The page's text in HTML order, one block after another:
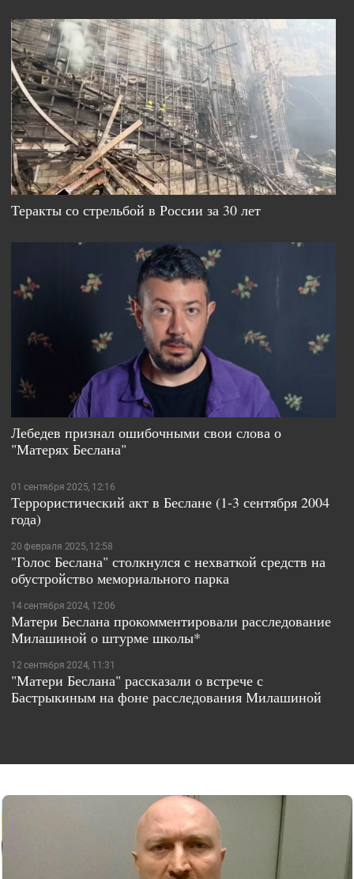
Теракты со стрельбой в России за 30 лет
Лебедев признал ошибочными свои слова о
"Матерях Беслана"
01 сентября 2025, 12:16
Террористический акт в Беслане (1-3 сентября 2004
года)
20 февраля 2025, 12:58
"Голос Беслана" столкнулся с нехваткой средств на
обустройство мемориального парка
14 сентября 2024, 12:06
Матери Беслана прокомментировали расследование
Милашиной о штурме школы*
12 сентября 2024, 11:31
"Матери Беслана" рассказали о встрече с
Бастрыкиным на фоне расследования Милашиной